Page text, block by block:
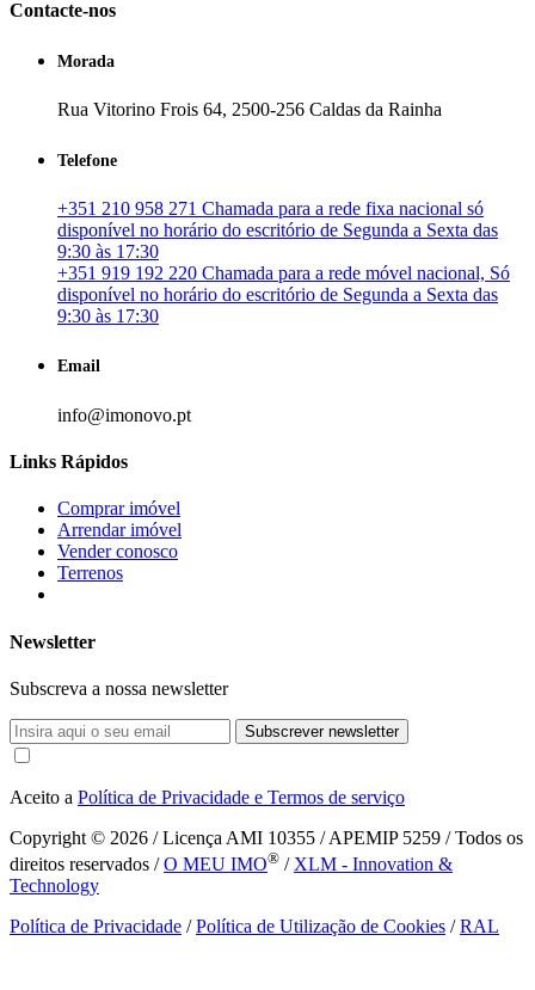
Contacte-nos
Morada
Rua Vitorino Frois 64, 2500-256 Caldas da Rainha
Telefone
+351 210 958 271 Chamada para a rede fixa nacional só
disponível no horário do escritório de Segunda a Sexta das
9:30 às 17:30
+351 919 192 220 Chamada para a rede móvel nacional, Só
disponível no horário do escritório de Segunda a Sexta das
9:30 às 17:30
Email
info@imonovo.pt
Links Rápidos
Comprar imóvel
Arrendar imóvel
Vender conosco
Terrenos
Newsletter
Subscreva a nossa newsletter
Subscrever newsletter
Aceito a Política de Privacidade e Termos de serviço
Copyright © 2026 / Licença AMI 10355 / APEMIP 5259 / Todos os
direitos reservados /O MEU IMO® / XLM - Innovation &
Technology
Política de Privacidade /Política de Utilização de Cookies /RAL